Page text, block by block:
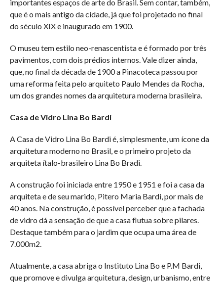
importantes espaços de arte do Brasil. Sem contar, também,
que é o mais antigo da cidade, já que foi projetado no final
do século XIX e inaugurado em 1900.
O museu tem estilo neo-renascentista e é formado por três
pavimentos, com dois prédios internos. Vale dizer ainda,
que, no final da década de 1900 a Pinacoteca passou por
uma reforma feita pelo arquiteto Paulo Mendes da Rocha,
um dos grandes nomes da arquitetura moderna brasileira.
Casa de Vidro Lina Bo Bardi
A Casa de Vidro Lina Bo Bardi é, simplesmente, um ícone da
arquitetura moderno no Brasil, e o primeiro projeto da
arquiteta ítalo-brasileiro Lina Bo Bradi.
A construção foi iniciada entre 1950 e 1951 e foi a casa da
arquiteta e de seu marido, Pitero Maria Bardi, por mais de
40 anos. Na construção, é possível perceber que a fachada
de vidro dá a sensação de que a casa flutua sobre pilares.
Destaque também para o jardim que ocupa uma área de
7.000m2.
Atualmente, a casa abriga o Instituto Lina Bo e P.M Bardi,
que promove e divulga arquitetura, design, urbanismo, entre